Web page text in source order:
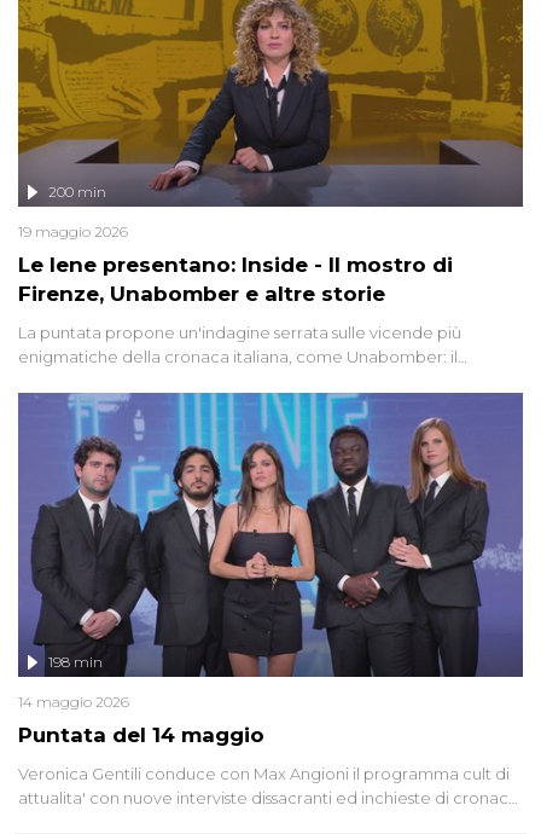
Le Iene presentano: Inside - Il mostro di
Firenze, Unabomber e altre storie
200 min
19 maggio 2026
La puntata propone un'indagine serrata sulle vicende più
enigmatiche della cronaca italiana, come Unabomber: il
'90 e il 2000 che, inquietantemente, potrebbe essere ancora in
libertà. Lo speciale affronta inoltre le zone d'ombra sul Mostro di
Firenze, le cui responsabilità appaiono ancora oggi avvolte in un
groviglio di dubbi mai chiariti. Nel corso dello speciale anche
l'intervista inedita a Olindo Romano, realizzata ne...
Puntata del 14 maggio
198 min
14 maggio 2026
Veronica Gentili conduce con Max Angioni il programma cult di
attualita' con nuove interviste dissacranti ed inchieste di cronaca